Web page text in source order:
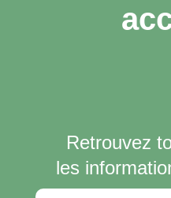
Retrouvez
les